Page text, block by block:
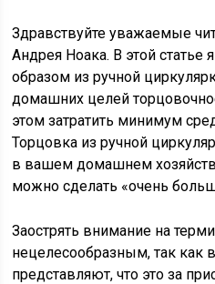
Здравствуйте уважаемые
Андрея Ноака. В этой статье
образом из ручной
домашних целей
этом затратить минимум
Торцовка из ручной
в вашем домашнем
можно сделать «очень
Заострять внимание на
нецелесообразным, так как
представляют, что это за